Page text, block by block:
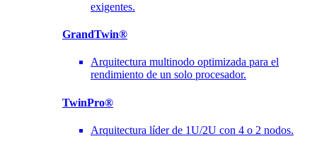
exigentes.
GrandTwin®
Arquitectura multinodo optimizada para el
rendimiento de un solo procesador.
TwinPro®
Arquitectura líder de 1U/2U con 4 o 2 nodos.